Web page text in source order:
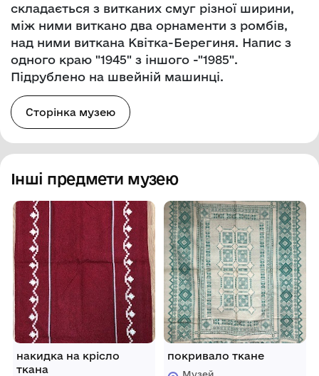
складається з витканих смуг різної ширини,
між ними виткано два орнаменти з ромбів,
над ними виткана Квітка-Берегиня. Напис з
одного краю "1945" з іншого -"1985".
Підрублено на швейній машинці.
Сторінка музею
Інші предмети музею
накидка на крісло
ткана
покривало ткане
Музей